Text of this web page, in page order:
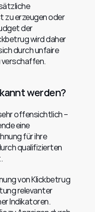
zu erzeugen oder
der
wird daher
durch unfaire
werden?
offensichtlich –
eine
für ihre
qualifizierten
von Klickbetrug
relevanter
Indikatoren.